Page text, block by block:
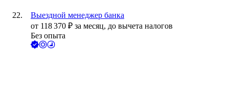
Выездной менеджер банка
от 118 370 ₽ за месяц, до вычета налогов
Без опыта